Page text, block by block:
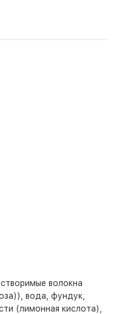
волокна
вода, фундук,
(лимонная кислота),